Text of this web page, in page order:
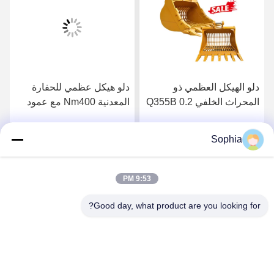
دلو الهيكل العظمي ذو
المحراث الخلفي Q355B 0.2
احصل على افضل سعر
دلو هيكل عظمي للحفارة
المعدنية Nm400 مع عمود
Sophia
9:53 PM
Good day, what product are you looking for?